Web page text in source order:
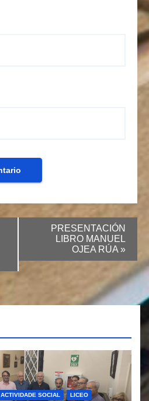
PRESENTACIÓN
LIBRO MANUEL
OJEA RÚA»
ACTIVIDADE SOCIAL LICEO